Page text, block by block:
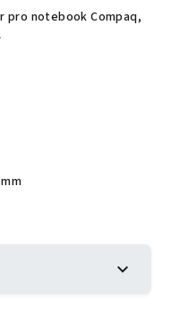
pro notebook Compaq,
expand_more